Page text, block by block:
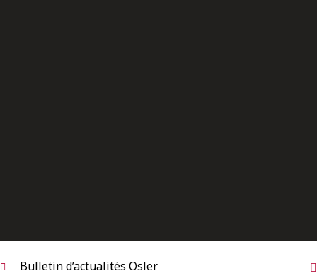
Bulletin d’actualités Osler